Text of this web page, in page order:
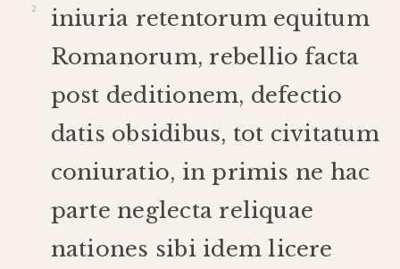
iniuria retentorum equitum
Romanorum, rebellio facta
post deditionem, defectio
datis obsidibus, tot civitatum
coniuratio, in primis ne hac
parte neglecta reliquae
nationes sibi idem licere